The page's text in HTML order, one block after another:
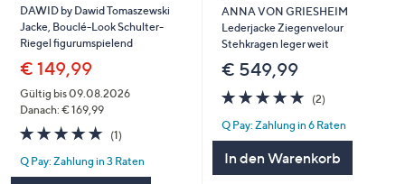
diese
anzuzeigen.
DAWID by Dawid Tomaszewski
Jacke, Bouclé-Look Schulter-
Riegel figurumspielend
€ 149,99
Gültig bis 09.08.2026
Danach: € 169,99
5.0
von
5
(1)1
Q Pay: Zahlung in 3 Raten
ANNA VON GRIESHEIM
Lederjacke Ziegenvelour
Stehkragen leger weit
€ 549,99
5.0
von
5
(2)2
Q Pay: Zahlung in 6 Raten
In den Warenkorb